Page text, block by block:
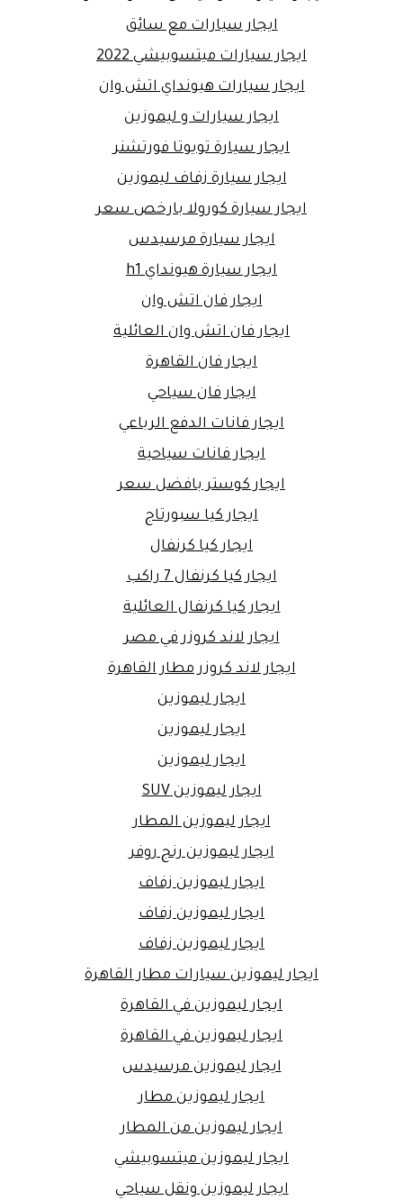
ايجار سيارات مع سائق
ايجار سيارات ميتسوبيشي 2022
ايجار سيارات هيونداي اتش وان
ايجار سيارات و ليموزين
ايجار سيارة تويوتا فورتشنر
ايجار سيارة زفاف ليموزين
ايجار سيارة كورولا بارخص سعر
ايجار سيارة مرسيدس
ايجار سيارة هيونداي h1
ايجار فان اتش وان
ايجار فان اتش وان العائلية
ايجار فان القاهرة
ايجار فان سياحي
ايجار فانات الدفع الرباعي
ايجار فانات سياحية
ايجار كوستر بافضل سعر
ايجار كيا سبورتاج
ايجار كيا كرنفال
ايجار كيا كرنفال 7 راكب
ايجار كيا كرنفال العائلية
ايجار لاند كروزر في مصر
ايجار لاند كروزر مطار القاهرة
ايجار ليموزين
ايجار ليموزين
ايجار ليموزين
ايجار ليموزين SUV
ايجار ليموزين المطار
ايجار ليموزين رنج روفر
ايجار ليموزين زفاف
ايجار ليموزين زفاف
ايجار ليموزين زفاف
ايجار ليموزين سيارات مطار القاهرة
ايجار ليموزين في القاهرة
ايجار ليموزين في القاهرة
ايجار ليموزين مرسيدس
ايجار ليموزين مطار
ايجار ليموزين من المطار
ايجار ليموزين ميتسوبيشي
ايجار ليموزين ونقل سياحي